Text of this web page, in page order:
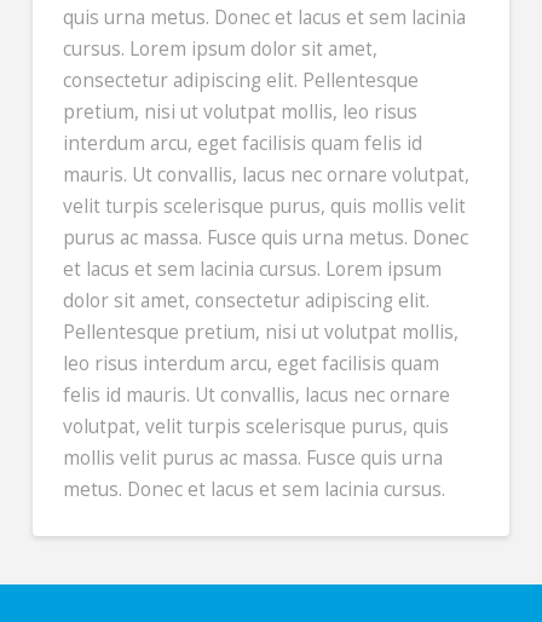
quis urna metus. Donec et lacus et sem lacinia
cursus. Lorem ipsum dolor sit amet,
consectetur adipiscing elit. Pellentesque
pretium, nisi ut volutpat mollis, leo risus
interdum arcu, eget facilisis quam felis id
mauris. Ut convallis, lacus nec ornare volutpat,
velit turpis scelerisque purus, quis mollis velit
purus ac massa. Fusce quis urna metus. Donec
et lacus et sem lacinia cursus. Lorem ipsum
dolor sit amet, consectetur adipiscing elit.
Pellentesque pretium, nisi ut volutpat mollis,
leo risus interdum arcu, eget facilisis quam
felis id mauris. Ut convallis, lacus nec ornare
volutpat, velit turpis scelerisque purus, quis
mollis velit purus ac massa. Fusce quis urna
metus. Donec et lacus et sem lacinia cursus.